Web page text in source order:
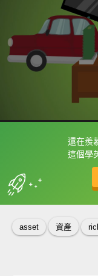
還在羨
這個學
框選或點
收錄
asset 資產